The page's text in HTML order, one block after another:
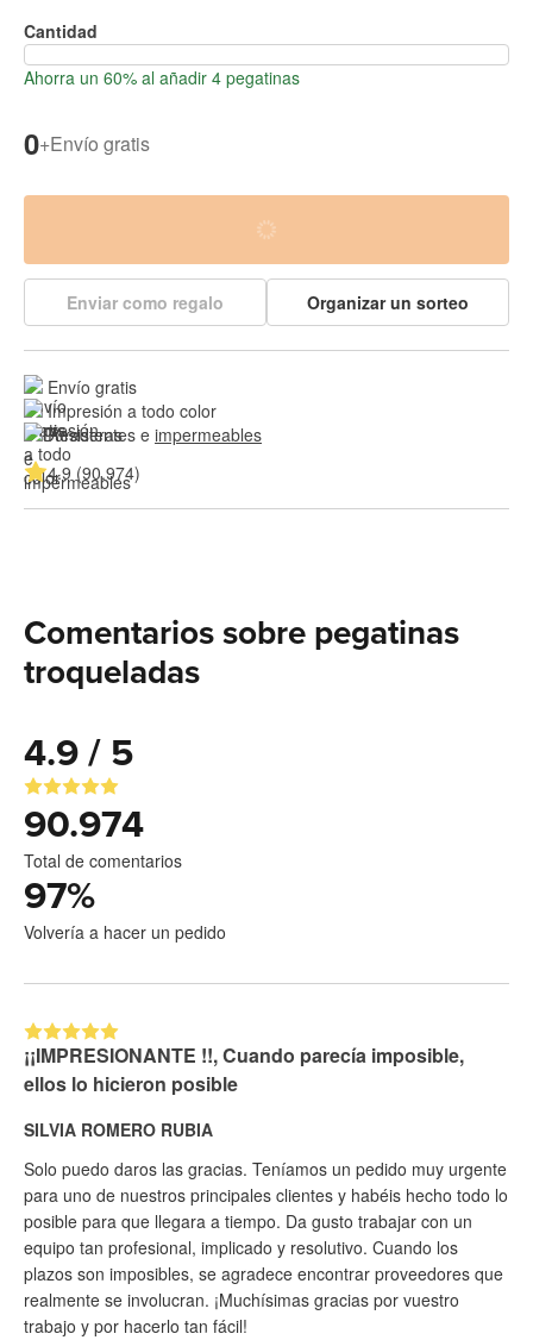
Cantidad
Ahorra un 60% al añadir 4 pegatinas
0+Envío gratis
Enviar como regalo Organizar un sorteo
Envío gratis
Impresión a todo color
Resistentes e impermeables
4.9 (90.974)
Comentarios sobre pegatinas
troqueladas
4.9 / 5
90.974
Total de comentarios
97%
Volvería a hacer un pedido
¡¡IMPRESIONANTE !!, Cuando parecía imposible,
ellos lo hicieron posible
SILVIA ROMERO RUBIA
Solo puedo daros las gracias. Teníamos un pedido muy urgente
para uno de nuestros principales clientes y habéis hecho todo lo
posible para que llegara a tiempo. Da gusto trabajar con un
equipo tan profesional, implicado y resolutivo. Cuando los
plazos son imposibles, se agradece encontrar proveedores que
realmente se involucran. ¡Muchísimas gracias por vuestro
trabajo y por hacerlo tan fácil!